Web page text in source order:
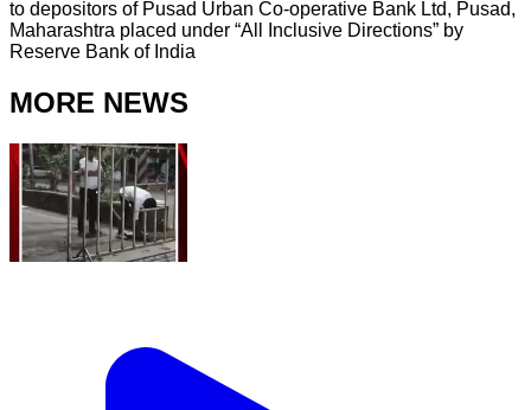
to depositors of Pusad Urban Co-operative Bank Ltd, Pusad,
Maharashtra placed under “All Inclusive Directions” by
Reserve Bank of India
MORE NEWS